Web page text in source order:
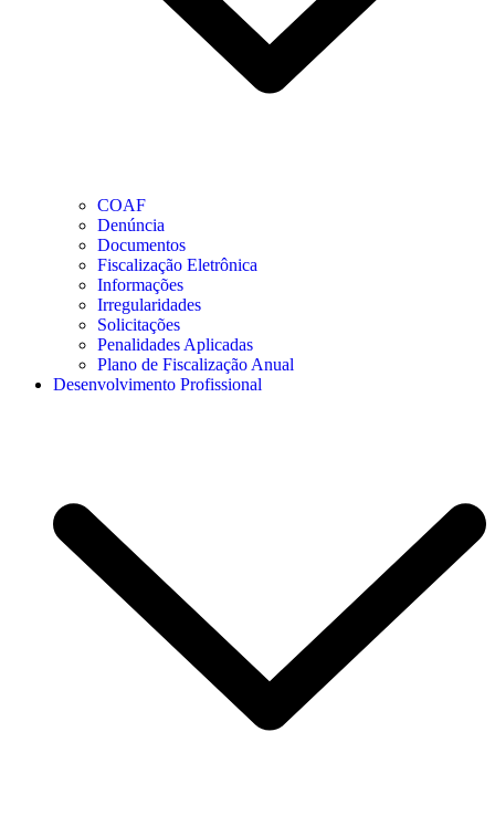
COAF
Denúncia
Documentos
Fiscalização Eletrônica
Informações
Irregularidades
Solicitações
Penalidades Aplicadas
Plano de Fiscalização Anual
Desenvolvimento Profissional